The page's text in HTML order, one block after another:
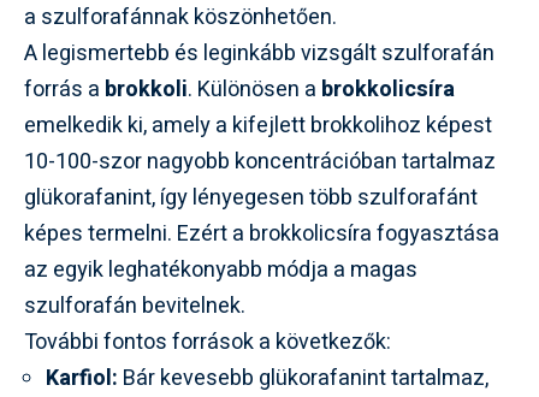
a szulforafánnak köszönhetően.
A legismertebb és leginkább vizsgált szulforafán
forrás a brokkoli. Különösen a brokkolicsíra
emelkedik ki, amely a kifejlett brokkolihoz képest
10-100-szor nagyobb koncentrációban tartalmaz
glükorafanint, így lényegesen több szulforafánt
képes termelni. Ezért a brokkolicsíra fogyasztása
az egyik leghatékonyabb módja a magas
szulforafán bevitelnek.
További fontos források a következők:
Karfiol: Bár kevesebb glükorafanint tartalmaz,